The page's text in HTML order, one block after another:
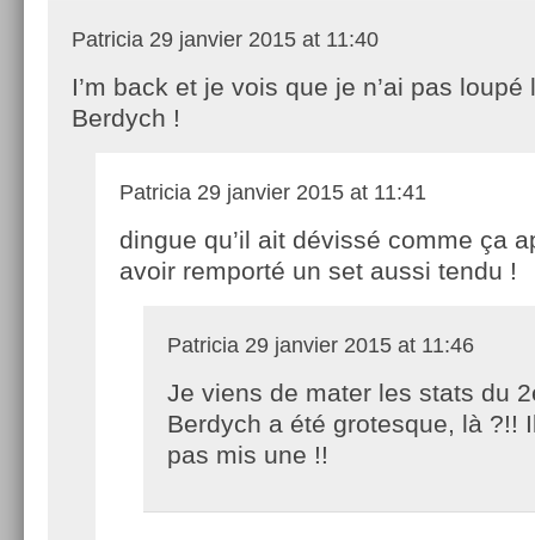
Patricia 29 janvier 2015 at 11:40
I’m back et je vois que je n’ai pas loupé
Berdych !
Patricia 29 janvier 2015 at 11:41
dingue qu’il ait dévissé comme ça
avoir remporté un set aussi tendu !
Patricia 29 janvier 2015 at 11:46
Je viens de mater les stats du
Berdych a été grotesque, là ?!!
pas mis une !!